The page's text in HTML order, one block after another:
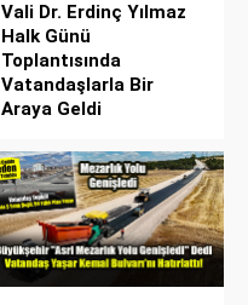
Vali Dr. Erdinç Yılmaz
Halk Günü
Toplantısında
Vatandaşlarla Bir
Araya Geldi